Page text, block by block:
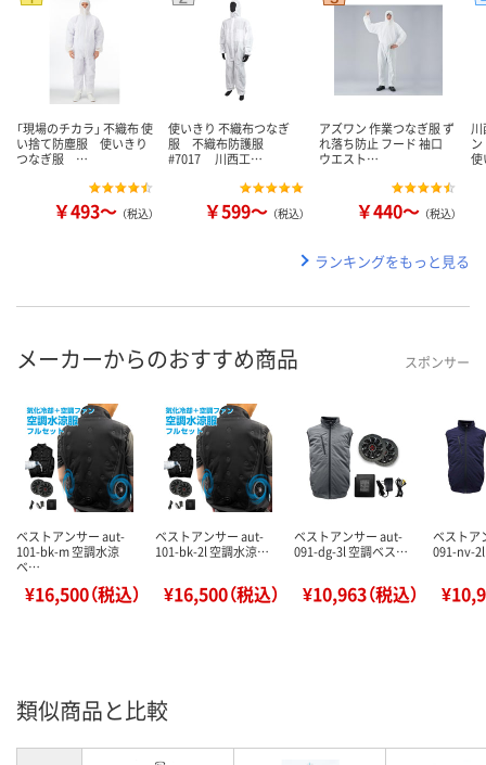
「現場のチカラ」 不織布 使
い捨て防塵服 使いきり
つなぎ服 …
￥493～ （税込）
使いきり 不織布つなぎ
服 不織布防護服
#7017 川西工…
￥599～ （税込）
アズワン 作業つなぎ服 ず
れ落ち防止 フード 袖口
ウエスト…
￥440～ （税込）
使
ランキングをもっと見る
メーカーからのおすすめ商品 スポンサー
ベストアンサー aut-
101-bk-m 空調水涼
ベ…
¥16,500（税込）
ベストアンサー aut-
101-bk-2l 空調水涼…
¥16,500（税込）
ベストアンサー aut-
091-dg-3l 空調ベス…
¥10,963（税込）
ベストア
091-nv-
類似商品と比較